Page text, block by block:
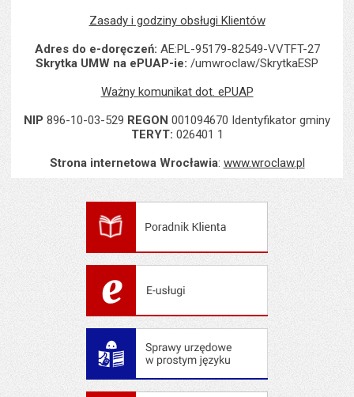
Zasady i godziny obsługi Klientów
Adres do e-doręczeń: AE:PL-95179-82549-VVTFT-27
Skrytka UMW na ePUAP-ie: /umwroclaw/SkrytkaESP
Ważny komunikat dot. ePUAP
NIP 896-10-03-529 REGON 001094670 Identyfikator gminy
TERYT: 026401 1
Strona internetowa Wrocławia: www.wroclaw.pl